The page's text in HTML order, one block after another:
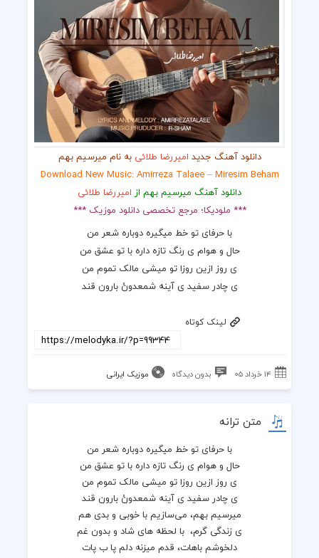
دانلود آهنگ جدید امیررضا طلائی به نام میرسیم بهم
Download New Music: Amirreza Talaee – Miresim Beham
دانلود آهنگ میرسیم بهم از امیررضا طلائی
*** ملودیکا؛ مرجع تخصصی دانلود موزیک ***
با حرفای تو خط میگیره دوباره شعر من
حال و هوام ی رنگ تازه داره با تو عشق من
ی روز ازین روزا تو میشی مالک تموم من
ی چادر سفید ی آینه شمعدونُ بارون قند
لینک کوتاه
۱۴ خرداد ۰۵ بدون دیدگاه موزیک ایرانی
متن ترانه